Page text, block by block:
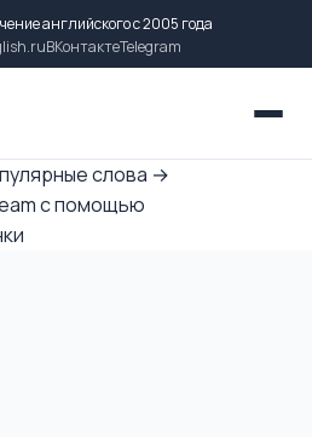
английского с 2005 года
ВКонтактеTelegram
слова →
с помощью